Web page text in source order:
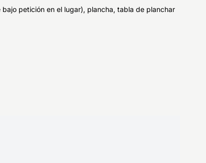
petición en el lugar), plancha, tabla de planchar